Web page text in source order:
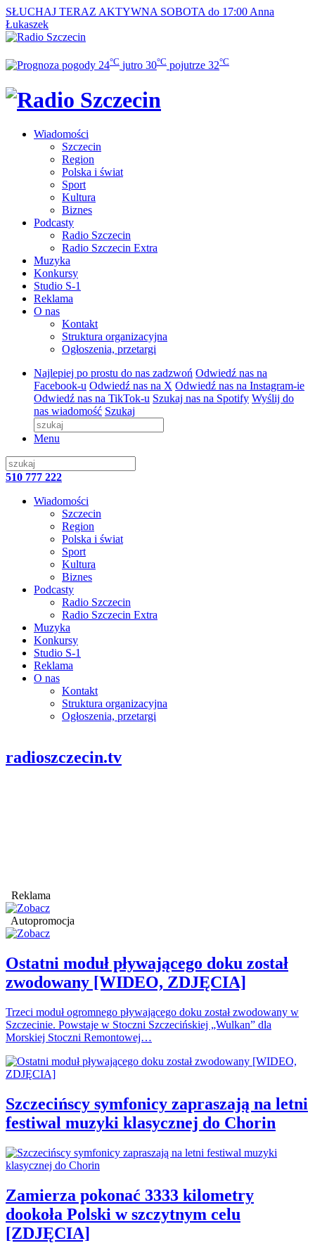
SŁUCHAJ TERAZ AKTYWNA SOBOTA do 17:00 Anna
Łukaszek
24°C jutro 30°C pojutrze 32°C
Wiadomości
Szczecin
Region
Polska i świat
Sport
Kultura
Biznes
Podcasty
Radio Szczecin
Radio Szczecin Extra
Muzyka
Konkursy
Studio S-1
Reklama
O nas
Kontakt
Struktura organizacyjna
Ogłoszenia, przetargi
Najlepiej po prostu do nas zadzwoń Odwiedź nas na
Facebook-u Odwiedź nas na X Odwiedź nas na Instagram-ie
Odwiedź nas na TikTok-u Szukaj nas na Spotify Wyślij do
nas wiadomość Szukaj
Menu
510 777 222
Wiadomości
Szczecin
Region
Polska i świat
Sport
Kultura
Biznes
Podcasty
Radio Szczecin
Radio Szczecin Extra
Muzyka
Konkursy
Studio S-1
Reklama
O nas
Kontakt
Struktura organizacyjna
Ogłoszenia, przetargi
radioszczecin.tv
Reklama
Autopromocja
Ostatni moduł pływającego doku został
zwodowany [WIDEO, ZDJĘCIA]
Trzeci moduł ogromnego pływającego doku został zwodowany w
Szczecinie. Powstaje w Stoczni Szczecińskiej „Wulkan” dla
Morskiej Stoczni Remontowej…
Szczecińscy symfonicy zapraszają na letni
festiwal muzyki klasycznej do Chorin
Zamierza pokonać 3333 kilometry
dookoła Polski w szczytnym celu
[ZDJĘCIA]